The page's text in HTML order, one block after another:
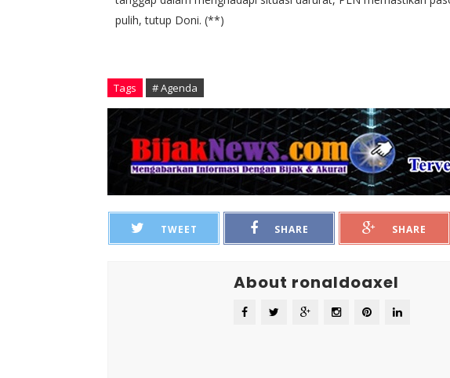
pulih, tutup Doni. (**)
Tags # Agenda
TWEET SHARE SHARE
About ronaldoaxel